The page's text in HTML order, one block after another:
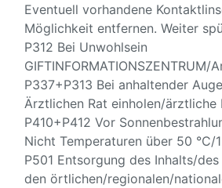
Eventuell vorhandene
Möglichkeit entfernen. Weiter
P312 Bei Unwohlsein
GIFTINFORMATIONSZENTRUM/
P337+P313 Bei anhaltender
Ärztlichen Rat einholen/ärztliche
P410+P412 Vor
Nicht Temperaturen über 50 °C/
P501 Entsorgung des Inhalts/
den örtlichen/regionalen/